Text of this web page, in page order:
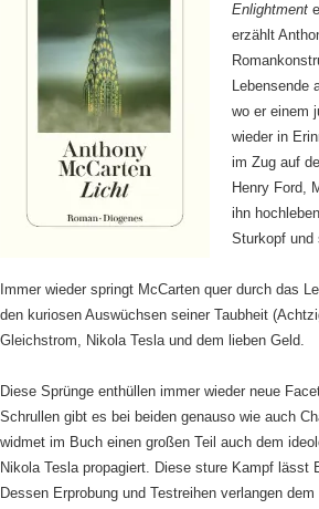
Enlightment
erzählt
Lebensende
wo er einem
wieder in
im Zug auf
Henry Ford,
ihn
Sturkopf und
Immer wieder springt McCarten quer durch das
den kuriosen Auswüchsen seiner Taubheit
Gleichstrom, Nikola Tesla und dem lieben Geld.
Diese Sprünge enthüllen immer wieder neue
Schrullen gibt es bei beiden genauso wie auch
widmet im Buch einen großen Teil auch dem
Nikola Tesla propagiert. Diese sture Kampf
Dessen Erprobung und Testreihen verlangen